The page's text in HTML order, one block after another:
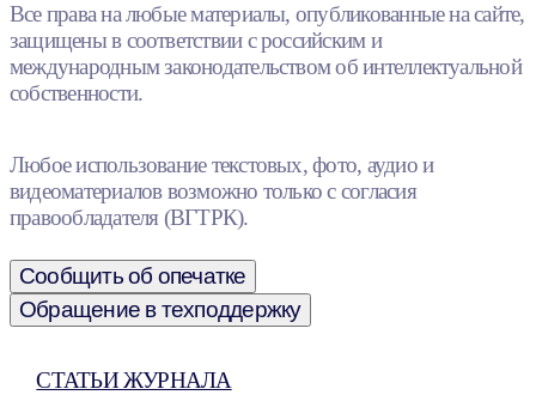
Все права на любые материалы, опубликованные на сайте,
защищены в соответствии с российским и
международным законодательством об интеллектуальной
собственности.
Любое использование текстовых, фото, аудио и
видеоматериалов возможно только с согласия
правообладателя (ВГТРК).
Сообщить об опечатке
Обращение в техподдержку
СТАТЬИ ЖУРНАЛА